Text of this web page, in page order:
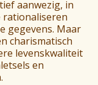
aanwezig, in
rationaliseren
gegevens. Maar
charismatisch
levenskwaliteit
en